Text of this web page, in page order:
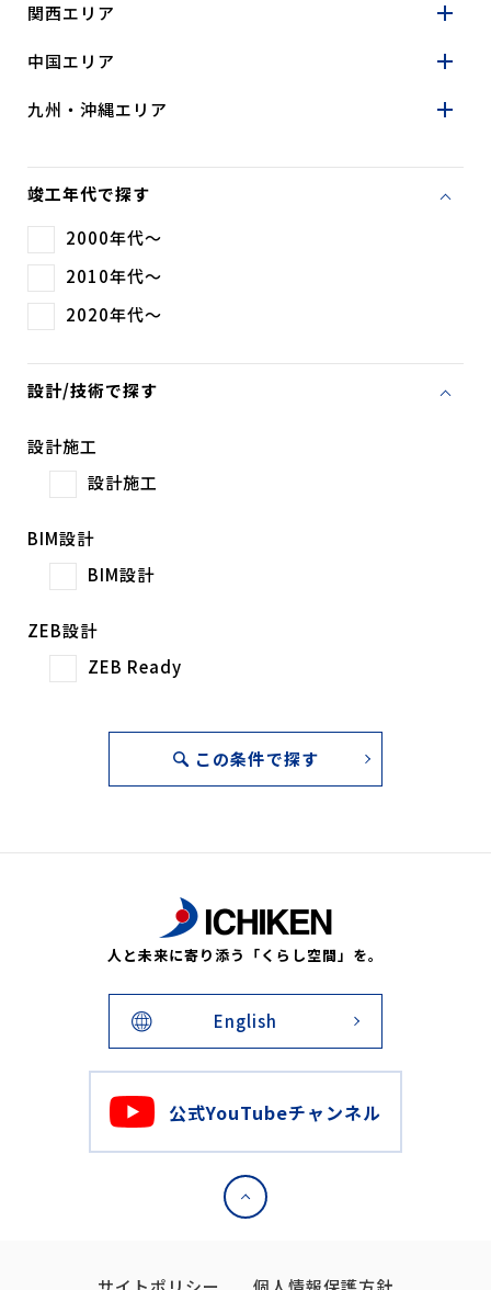
関西エリア
中国エリア
九州・沖縄エリア
竣工年代で探す
2000年代～
2010年代～
2020年代～
設計/技術で探す
設計施工
設計施工
BIM設計
BIM設計
ZEB設計
ZEB Ready
この条件で探す
人と未来に寄り添う「くらし空間」を。
English
公式YouTubeチャンネル